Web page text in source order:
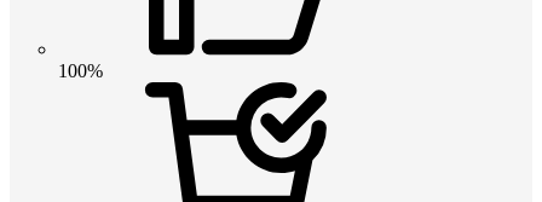
100%